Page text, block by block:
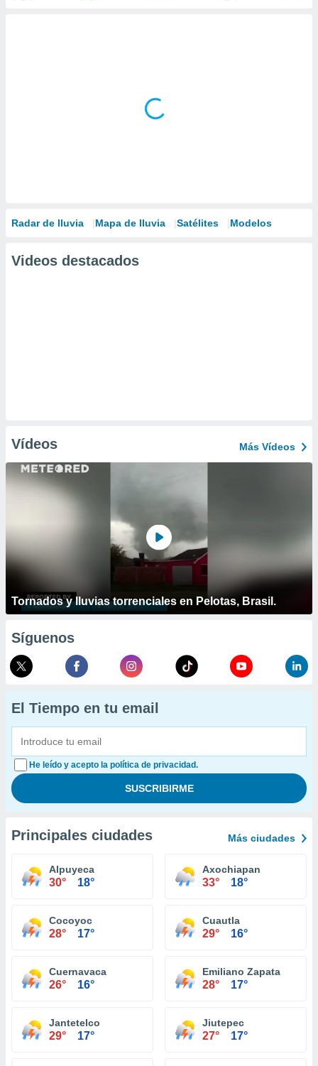
Radar de lluvia Mapa de lluvia Satélites Modelos
Videos destacados
Vídeos Más Vídeos
Tornados y lluvias torrenciales en Pelotas, Brasil.
Síguenos
El Tiempo en tu email
He leído y acepto la política de privacidad.
Principales ciudades Más ciudades
Alpuyeca
30° 18°
Axochiapan
33° 18°
Cocoyoc
28° 17°
Cuautla
29° 16°
Cuernavaca
26° 16°
Emiliano Zapata
28° 17°
Jantetelco
29° 17°
Jiutepec
27° 17°